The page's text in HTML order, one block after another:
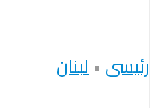
رئيسى •لبنان